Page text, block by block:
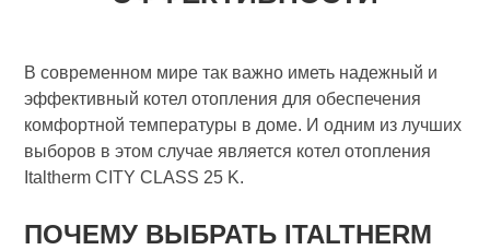
В современном мире так важно иметь надежный и
эффективный котел отопления для обеспечения
комфортной температуры в доме. И одним из лучших
выборов в этом случае является котел отопления
Italtherm CITY CLASS 25 K.
ПОЧЕМУ ВЫБРАТЬ ITALTHERM